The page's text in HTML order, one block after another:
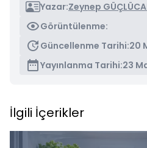
Yazar:Zeynep
Görüntülenme:
Güncellenme Tarihi:20
Yayınlanma Tarihi:23
İlgili İçerikler